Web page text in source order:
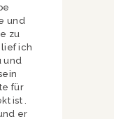
und
zu
ich
und
für
ist .
er